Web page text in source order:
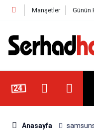
Manşetler Günün
24
Davut Tatar’a Ziyaret
Anasayfa